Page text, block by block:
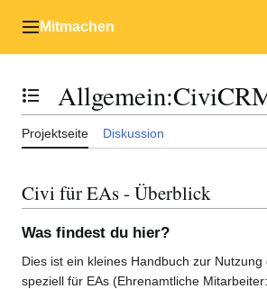
Inhalt
Hauptmenü
Mitmachen
Inhaltsverzeichnis umschalten
Allgemein:
Projektseite Diskussion
Civi für EAs - Überblick
Was findest du hier?
Dies ist ein kleines Handbuch zur Nutzung
speziell für EAs (Ehrenamtliche